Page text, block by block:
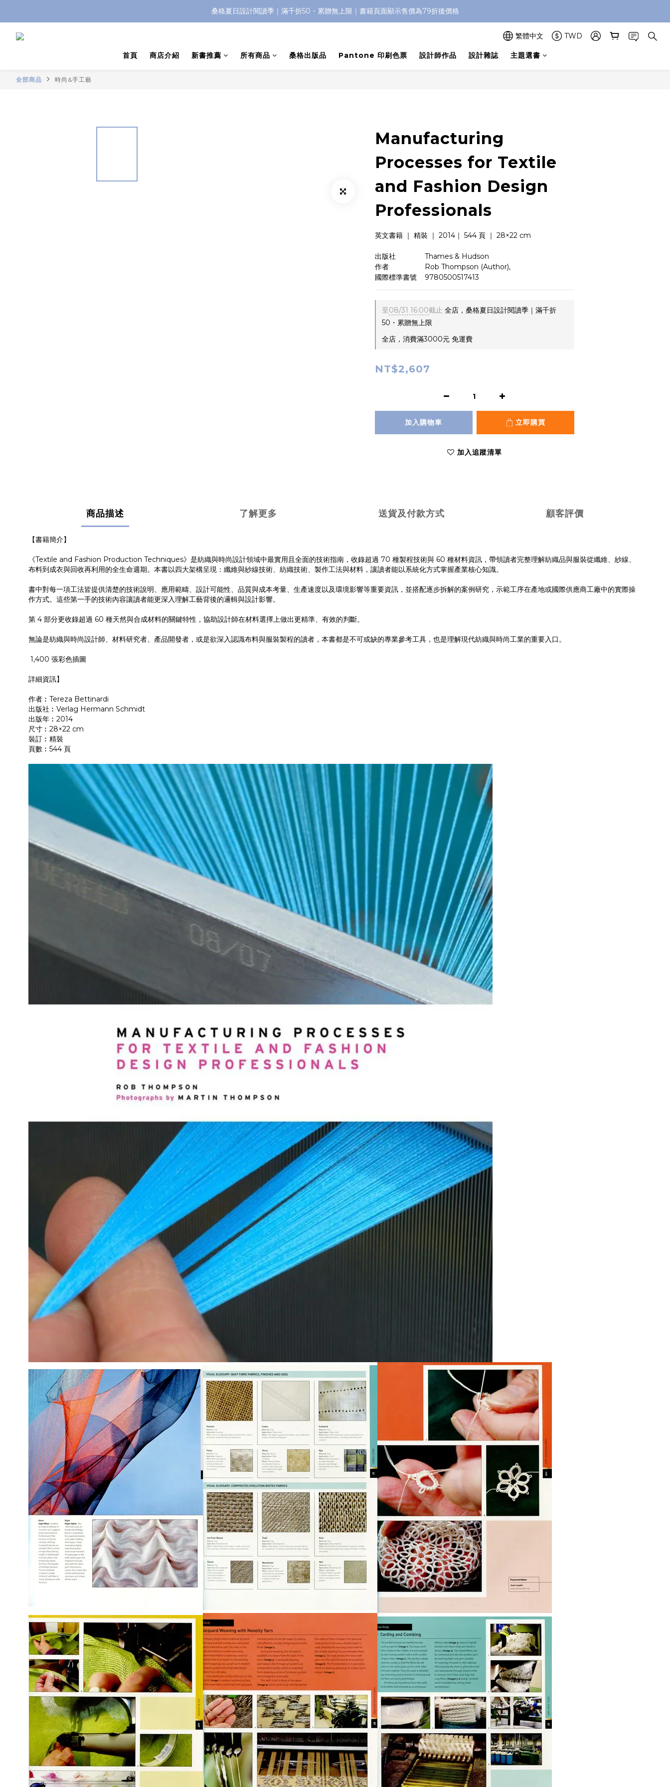
桑格夏日設計閱讀季｜滿千折50・累贈無上限｜書籍頁面顯示售價為79折後價格
繁體中文 TWD
首頁 商店介紹 新書推薦 所有商品 桑格出版品 Pantone 印刷色票 設計師作品 設計雜誌 主題選書
全部商品 時尚&手工藝
Manufacturing
Processes for Textile
and Fashion Design
Professionals
英文書籍 ｜ 精裝 ｜ 2014｜ 544 頁 ｜ 28×22 cm
出版社　　　    Thames & Hudson
作者　　　　    Rob Thompson (Author),
國際標準書號    9780500517413
至08/31 16:00截止 全店，桑格夏日設計閱讀季｜滿千折
50・累贈無上限
全店，消費滿3000元 免運費
NT$2,607
加入購物車 立即購買
加入追蹤清單
商品描述 了解更多 送貨及付款方式 顧客評價
【書籍簡介】
《Textile and Fashion Production Techniques》是紡織與時尚設計領域中最實用且全面的技術指南，收錄超過 70 種製程技術與 60 種材料資訊，帶領讀者完整理解紡織品與服裝從纖維、紗線、
布料到成衣與回收再利用的全生命週期。本書以四大架構呈現：纖維與紗線技術、紡織技術、製作工法與材料，讓讀者能以系統化方式掌握產業核心知識。
書中對每一項工法皆提供清楚的技術說明、應用範疇、設計可能性、品質與成本考量、生產速度以及環境影響等重要資訊，並搭配逐步拆解的案例研究，示範工序在產地或國際供應商工廠中的實際操
作方式。這些第一手的技術內容讓讀者能更深入理解工藝背後的邏輯與設計影響。
第 4 部分更收錄超過 60 種天然與合成材料的關鍵特性，協助設計師在材料選擇上做出更精準、有效的判斷。
無論是紡織與時尚設計師、材料研究者、產品開發者，或是欲深入認識布料與服裝製程的讀者，本書都是不可或缺的專業參考工具，也是理解現代紡織與時尚工業的重要入口。
1,400 張彩色插圖
詳細資訊】
作者︰Tereza Bettinardi
出版社︰Verlag Hermann Schmidt
出版年︰2014
尺寸︰28×22 cm
裝訂︰精裝
頁數︰544 頁